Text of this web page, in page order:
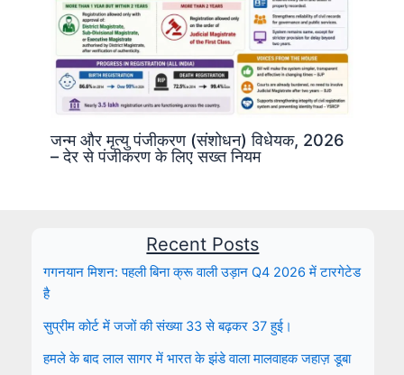
जन्म और मृत्यु पंजीकरण (संशोधन) विधेयक, 2026
– देर से पंजीकरण के लिए सख्त नियम
Recent Posts
गगनयान मिशन: पहली बिना क्रू वाली उड़ान Q4 2026 में टारगेटेड
है
सुप्रीम कोर्ट में जजों की संख्या 33 से बढ़कर 37 हुई।
हमले के बाद लाल सागर में भारत के झंडे वाला मालवाहक जहाज़ डूबा